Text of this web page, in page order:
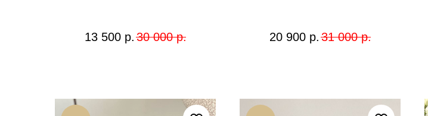
13 500 р. 30 000 р. 20 900 р. 31 000 р.